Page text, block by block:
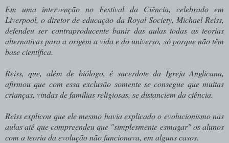
Em uma intervenção no Festival da Ciência, celebrado em
Liverpool, o diretor de educação da Royal Society, Michael Reiss,
defendeu ser contraproducente banir das aulas todas as teorias
alternativas para a origem a vida e do universo, só porque não têm
base científica.
Reiss, que, além de biólogo, é sacerdote da Igreja Anglicana,
afirmou que com essa exclusão somente se consegue que muitas
crianças, vindas de famílias religiosas, se distanciem da ciência.
Reiss explicou que ele mesmo havia explicado o evolucionismo nas
aulas até que compreendeu que "simplesmente esmagar" os alunos
com a teoria da evolução não funcionava, em alguns casos.